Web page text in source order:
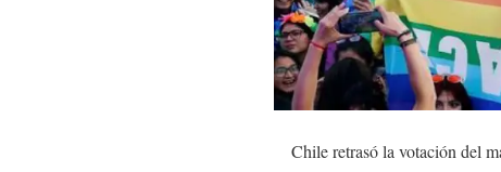
Chile retrasó la votación del